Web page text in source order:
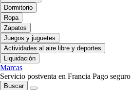
Dormitorio
Ropa
Zapatos
Juegos y juguetes
Actividades al aire libre y deportes
Liquidación
Marcas
Servicio postventa en Francia Pago seguro
Buscar